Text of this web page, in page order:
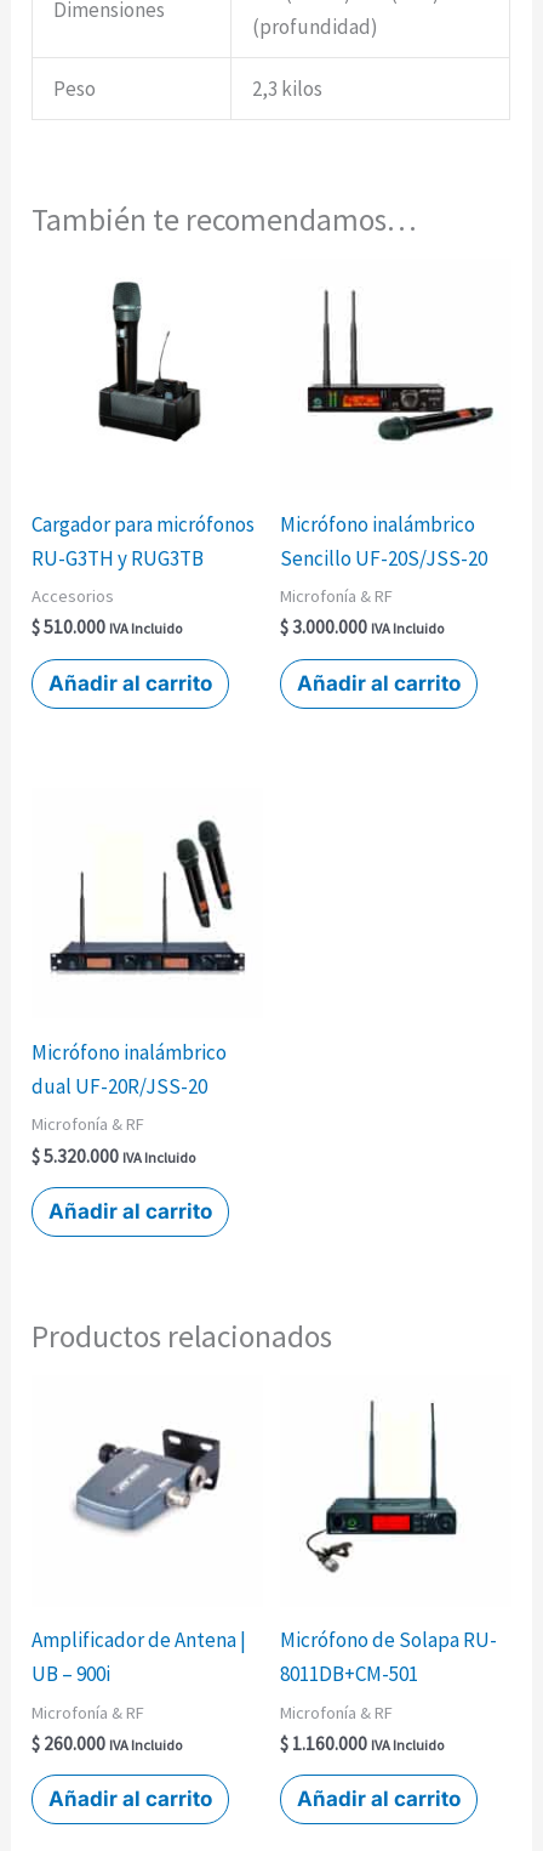
Dimensiones
(profundidad)
Peso 2,3 kilos
También te recomendamos…
Cargador para micrófonos
RU-G3TH y RUG3TB
Accesorios
$510.000 IVA Incluido
Añadir al carrito
Micrófono inalámbrico
Sencillo UF-20S/JSS-20
Microfonía & RF
$3.000.000 IVA Incluido
Añadir al carrito
Micrófono inalámbrico
dual UF-20R/JSS-20
Microfonía & RF
$5.320.000 IVA Incluido
Añadir al carrito
Productos relacionados
Amplificador de Antena |
UB – 900i
Microfonía & RF
$ 260.000 IVA Incluido
Añadir al carrito
Micrófono de Solapa RU-
8011DB+CM-501
Microfonía & RF
$ 1.160.000 IVA Incluido
Añadir al carrito